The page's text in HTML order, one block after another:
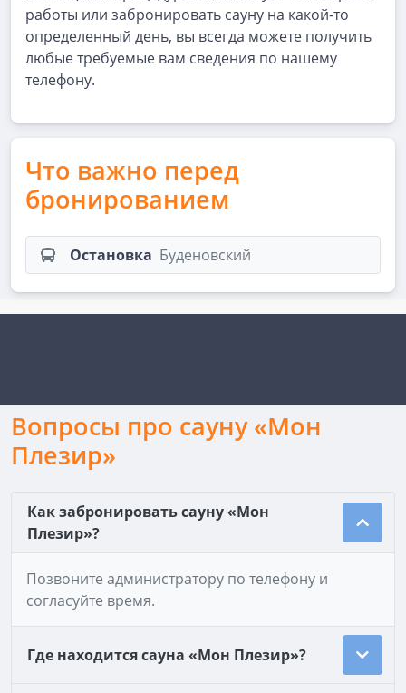
работы или забронировать сауну на какой-то
определенный день, вы всегда можете получить
любые требуемые вам сведения по нашему
телефону.
Что важно перед
бронированием
Остановка Буденовский
Вопросы про сауну «Мон
Плезир»
Как забронировать сауну «Мон
Плезир»?
Позвоните администратору по телефону и
согласуйте время.
Где находится сауна «Мон Плезир»?